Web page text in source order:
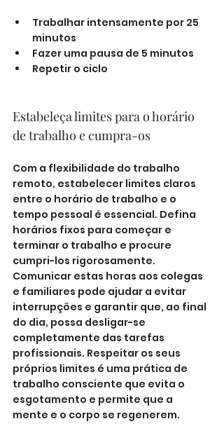
Trabalhar intensamente por 25
minutos
Fazer uma pausa de 5 minutos
Repetir o ciclo
Estabeleça limites para o horário
de trabalho e cumpra-os
Com a flexibilidade do trabalho
remoto, estabelecer limites claros
entre o horário de trabalho e o
tempo pessoal é essencial. Defina
horários fixos para começar e
terminar o trabalho e procure
cumpri-los rigorosamente.
Comunicar estas horas aos colegas
e familiares pode ajudar a evitar
interrupções e garantir que, ao final
do dia, possa desligar-se
completamente das tarefas
profissionais. Respeitar os seus
próprios limites é uma prática de
trabalho consciente que evita o
esgotamento e permite que a
mente e o corpo se regenerem.